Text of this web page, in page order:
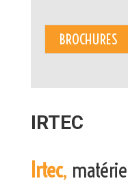
BROCHURES
IRTEC
Irtec,